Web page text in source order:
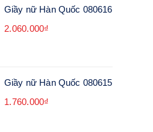
Giầy nữ Hàn Quốc 080616
2.060.000₫
Giầy nữ Hàn Quốc 080615
1.760.000₫